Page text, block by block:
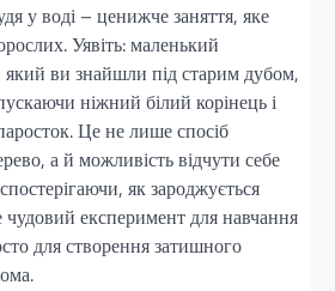
у воді – ценижче заняття, яке
Уявіть: маленький
ви знайшли під старим дубом,
ніжний білий корінець і
Це не лише спосіб
а й можливість відчути себе
як зароджується
експеримент для навчання
для створення затишного